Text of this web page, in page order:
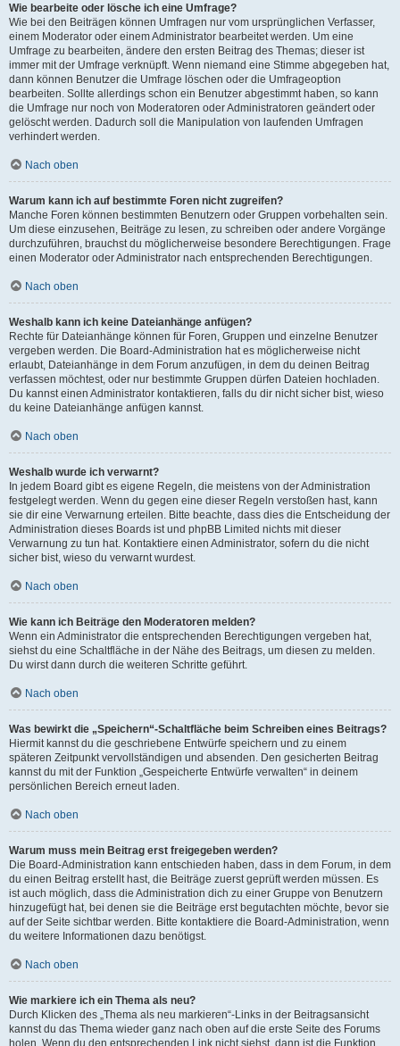
Wie bearbeite oder lösche ich eine Umfrage?
Wie bei den Beiträgen können Umfragen nur vom ursprünglichen Verfasser,
einem Moderator oder einem Administrator bearbeitet werden. Um eine
Umfrage zu bearbeiten, ändere den ersten Beitrag des Themas; dieser ist
immer mit der Umfrage verknüpft. Wenn niemand eine Stimme abgegeben hat,
dann können Benutzer die Umfrage löschen oder die Umfrageoption
bearbeiten. Sollte allerdings schon ein Benutzer abgestimmt haben, so kann
die Umfrage nur noch von Moderatoren oder Administratoren geändert oder
gelöscht werden. Dadurch soll die Manipulation von laufenden Umfragen
verhindert werden.
Nach oben
Warum kann ich auf bestimmte Foren nicht zugreifen?
Manche Foren können bestimmten Benutzern oder Gruppen vorbehalten sein.
Um diese einzusehen, Beiträge zu lesen, zu schreiben oder andere Vorgänge
durchzuführen, brauchst du möglicherweise besondere Berechtigungen. Frage
einen Moderator oder Administrator nach entsprechenden Berechtigungen.
Nach oben
Weshalb kann ich keine Dateianhänge anfügen?
Rechte für Dateianhänge können für Foren, Gruppen und einzelne Benutzer
vergeben werden. Die Board-Administration hat es möglicherweise nicht
erlaubt, Dateianhänge in dem Forum anzufügen, in dem du deinen Beitrag
verfassen möchtest, oder nur bestimmte Gruppen dürfen Dateien hochladen.
Du kannst einen Administrator kontaktieren, falls du dir nicht sicher bist, wieso
du keine Dateianhänge anfügen kannst.
Nach oben
Weshalb wurde ich verwarnt?
In jedem Board gibt es eigene Regeln, die meistens von der Administration
festgelegt werden. Wenn du gegen eine dieser Regeln verstoßen hast, kann
sie dir eine Verwarnung erteilen. Bitte beachte, dass dies die Entscheidung der
Administration dieses Boards ist und phpBB Limited nichts mit dieser
Verwarnung zu tun hat. Kontaktiere einen Administrator, sofern du die nicht
sicher bist, wieso du verwarnt wurdest.
Nach oben
Wie kann ich Beiträge den Moderatoren melden?
Wenn ein Administrator die entsprechenden Berechtigungen vergeben hat,
siehst du eine Schaltfläche in der Nähe des Beitrags, um diesen zu melden.
Du wirst dann durch die weiteren Schritte geführt.
Nach oben
Was bewirkt die „Speichern“-Schaltfläche beim Schreiben eines Beitrags?
Hiermit kannst du die geschriebene Entwürfe speichern und zu einem
späteren Zeitpunkt vervollständigen und absenden. Den gesicherten Beitrag
kannst du mit der Funktion „Gespeicherte Entwürfe verwalten“ in deinem
persönlichen Bereich erneut laden.
Nach oben
Warum muss mein Beitrag erst freigegeben werden?
Die Board-Administration kann entschieden haben, dass in dem Forum, in dem
du einen Beitrag erstellt hast, die Beiträge zuerst geprüft werden müssen. Es
ist auch möglich, dass die Administration dich zu einer Gruppe von Benutzern
hinzugefügt hat, bei denen sie die Beiträge erst begutachten möchte, bevor sie
auf der Seite sichtbar werden. Bitte kontaktiere die Board-Administration, wenn
du weitere Informationen dazu benötigst.
Nach oben
Wie markiere ich ein Thema als neu?
Durch Klicken des „Thema als neu markieren“-Links in der Beitragsansicht
kannst du das Thema wieder ganz nach oben auf die erste Seite des Forums
holen. Wenn du den entsprechenden Link nicht siehst, dann ist die Funktion